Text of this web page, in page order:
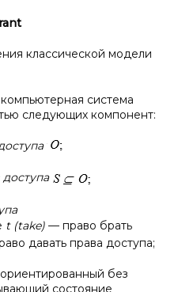
классической модели
система
следующих компонент:
t (take) — право брать
давать права доступа;
без
состояние